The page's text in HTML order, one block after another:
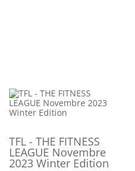
TFL - THE FITNESS
LEAGUE Novembre
2023 Winter Edition